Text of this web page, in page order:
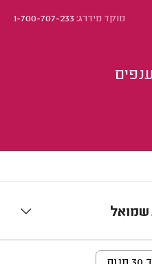
מוקד מידרג:1-700-707-233
ענפים